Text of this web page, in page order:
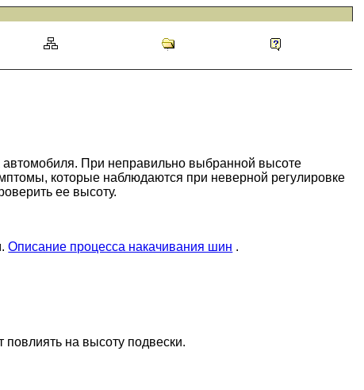
автомобиля. При неправильно выбранной высоте
которые наблюдаются при неверной регулировке
ее высоту.
Описание процесса накачивания шин .
на высоту подвески.